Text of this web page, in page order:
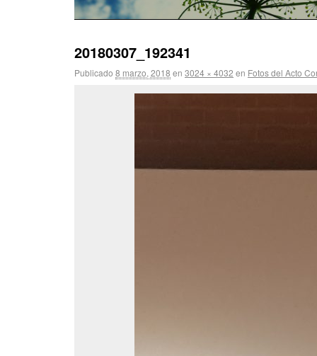
20180307_192341
Publicado 8 marzo, 2018 en 3024 × 4032 en Fotos del Acto